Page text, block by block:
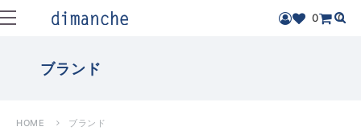
0 0
ブランド
HOME ブランド